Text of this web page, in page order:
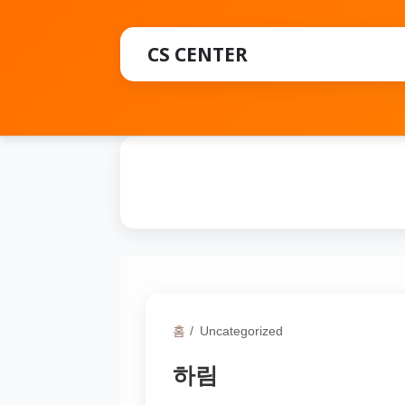
CS CENTER
홈 Uncategorized
하림